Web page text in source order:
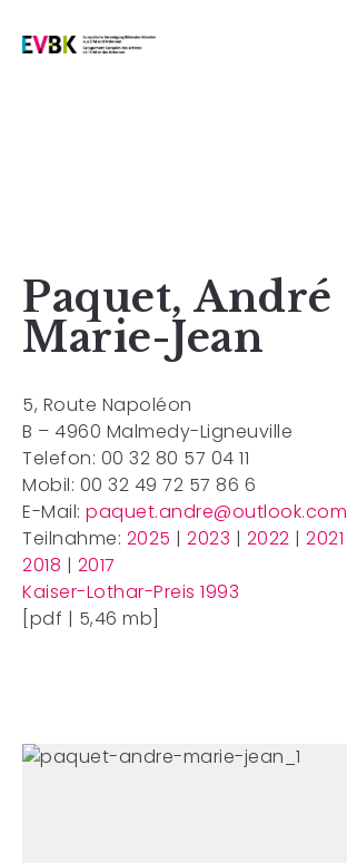
Paquet, André
Marie-Jean
5, Route Napoléon
B – 4960 Malmedy-Ligneuville
Telefon: 00 32 80 57 04 11
Mobil: 00 32 49 72 57 86 6
E-Mail: paquet.andre@outlook.com
Teilnahme: 2025 | 2023 | 2022 | 2021
2018 | 2017
Kaiser-Lothar-Preis 1993
[pdf | 5,46 mb]